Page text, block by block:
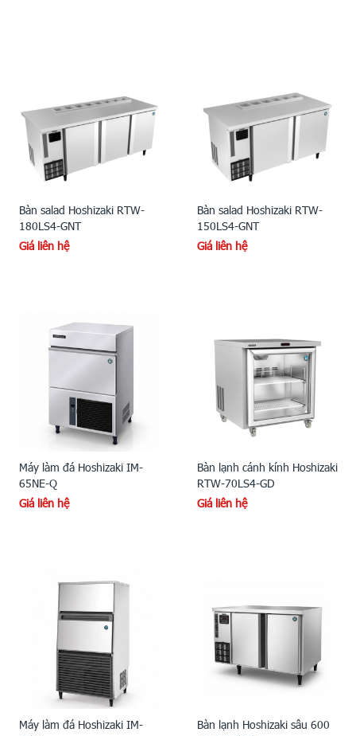
Bàn salad Hoshizaki RTW-
180LS4-GNT
Giá liên hệ
Bàn salad Hoshizaki RTW-
150LS4-GNT
Giá liên hệ
Máy làm đá Hoshizaki IM-
65NE-Q
Giá liên hệ
Bàn lạnh cánh kính Hoshizaki
RTW-70LS4-GD
Giá liên hệ
Máy làm đá Hoshizaki IM-
Bàn lạnh Hoshizaki sâu 600